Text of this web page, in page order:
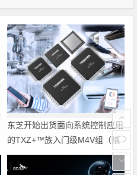
东芝开始出货面向系统控制应用
的TXZ+™族入门级M4V组（搭
载Arm Cortex‑M4内核的标准微
控制器）工程样品